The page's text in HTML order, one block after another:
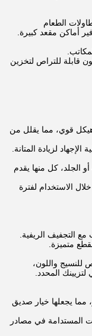
الطعام
أماكن مقعد كبيرة.
قابلة للتراص لتخزين
قوي، مما يقلل من
لزيادة المتانة.
الجلد، كل منها يقدم
خلال الاستخدام لفترة
مع التجفيف الريفية.
متميزة.
للنسيج واللون،
المحدد.
مما يجعلها خيار صديق
المستدامة في مصادر